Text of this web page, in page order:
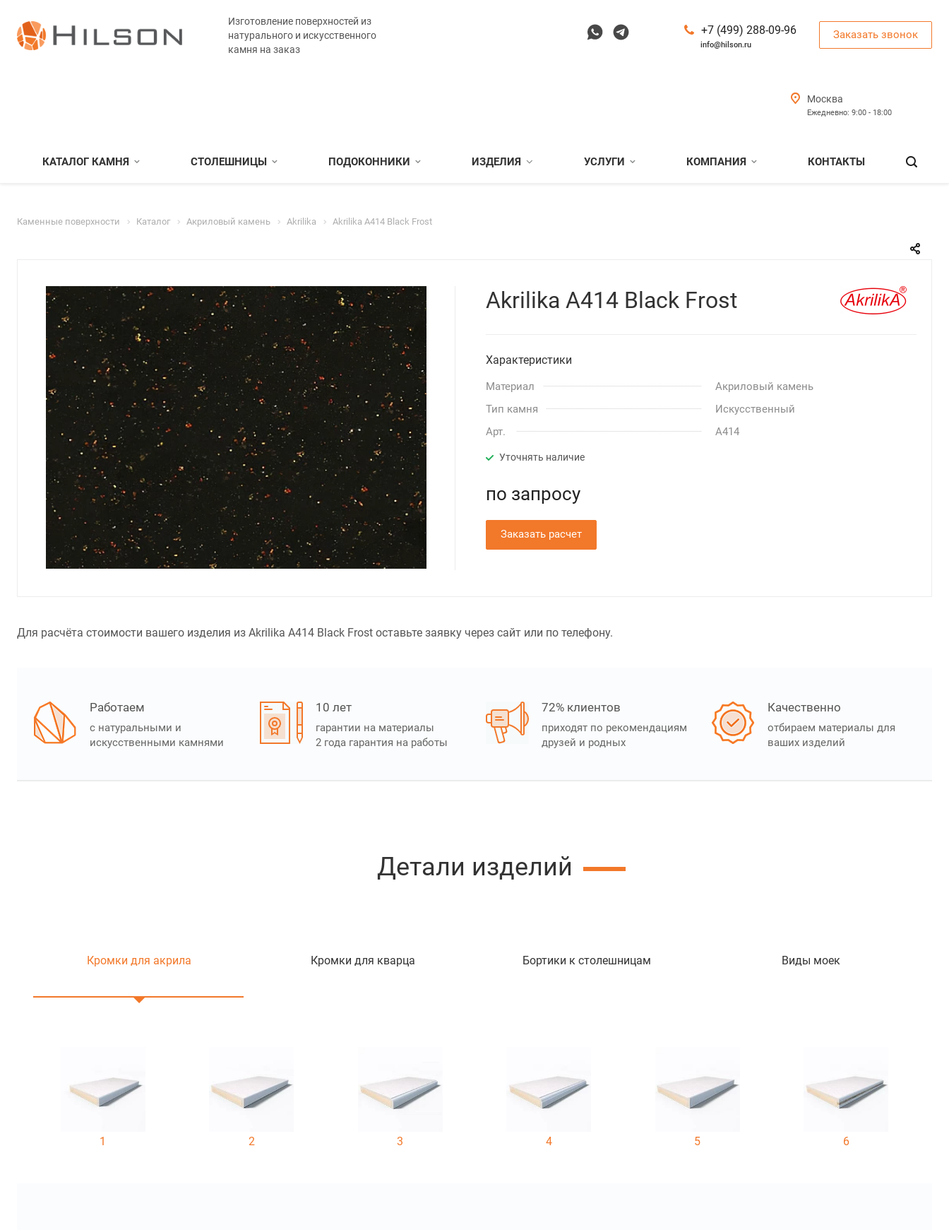
Изготовление поверхностей из
натурального и искусственного
камня на заказ
+7 (499) 288-09-96
info@hilson.ru
Заказать звонок
Москва
Ежедневно: 9:00 - 18:00
КАТАЛОГ КАМНЯ СТОЛЕШНИЦЫ ПОДОКОННИКИ ИЗДЕЛИЯ УСЛУГИ КОМПАНИЯ КОНТАКТЫ
Каменные поверхности Каталог Акриловый камень Akrilika Akrilika A414 Black Frost
Akrilika A414 Black Frost
Характеристики
Материал
Акриловый камень
Тип камня
Искусственный
Арт.
A414
Уточнять наличие
по запросу
Заказать расчет
Для расчёта стоимости вашего изделия из Akrilika A414 Black Frost оставьте заявку через сайт или по телефону.
Работаем
с натуральными и
искусственными камнями
10 лет
гарантии на материалы
2 года гарантия на работы
72% клиентов
приходят по рекомендациям
друзей и родных
Качественно
отбираем материалы для
ваших изделий
Детали изделий
Кромки для акрила Кромки для кварца Бортики к столешницам Виды моек
1 2 3 4 5 6